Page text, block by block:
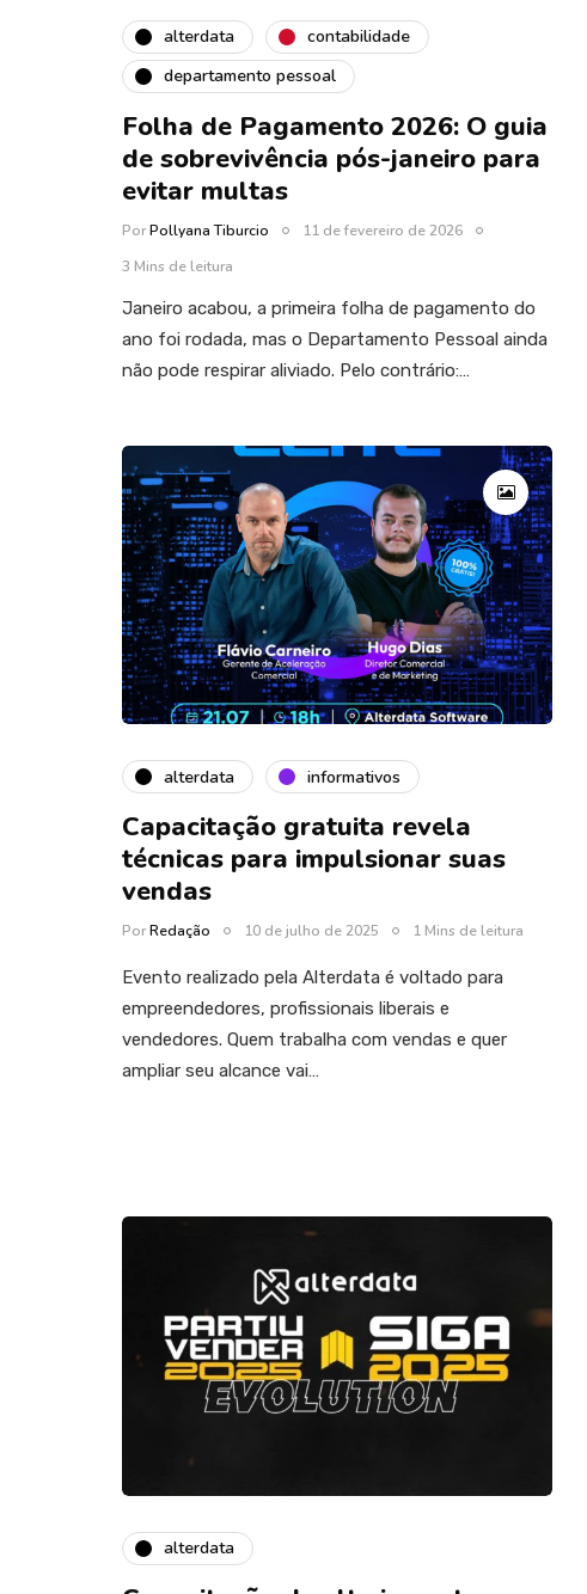
alterdata
contabilidade
departamento pessoal
Folha de Pagamento 2026: O guia
de sobrevivência pós-janeiro para
evitar multas
PorPollyana Tiburcio
11 de fevereiro de 2026
3 Mins de leitura
Janeiro acabou, a primeira folha de pagamento do
ano foi rodada, mas o Departamento Pessoal ainda
não pode respirar aliviado. Pelo contrário:…
alterdata informativos
Capacitação gratuita revela
técnicas para impulsionar suas
vendas
PorRedação 10 de julho de 2025 1 Mins de leitura
Evento realizado pela Alterdata é voltado para
empreendedores, profissionais liberais e
vendedores. Quem trabalha com vendas e quer
ampliar seu alcance vai…
alterdata